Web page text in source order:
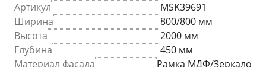
Артикул
MSK39691
Ширина
800/800 мм
Высота
2000 мм
Глубина
450 мм
Материал фасада
Рамка МДФ/Зеркало